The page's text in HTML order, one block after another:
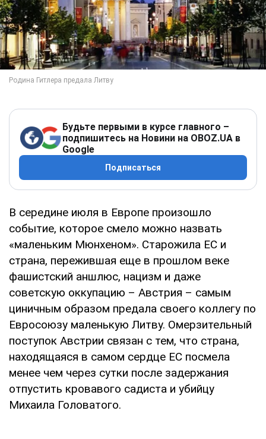
Будьте первыми в курсе главного –
подпишитесь на Новини на OBOZ.UA в
Google
Подписаться
В середине июля в Европе произошло
событие, которое смело можно назвать
«маленьким Мюнхеном». Старожила ЕС и
страна, пережившая еще в прошлом веке
фашистский аншлюс, нацизм и даже
советскую оккупацию – Австрия – самым
циничным образом предала своего коллегу по
Евросоюзу маленькую Литву. Омерзительный
поступок Австрии связан с тем, что страна,
находящаяся в самом сердце ЕС посмела
менее чем через сутки после задержания
отпустить кровавого садиста и убийцу
Михаила Головатого.